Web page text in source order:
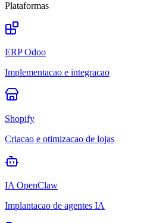
Plataformas
ERP Odoo
Implementacao e integracao
Shopify
Criacao e otimizacao de lojas
IA OpenClaw
Implantacao de agentes IA